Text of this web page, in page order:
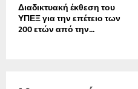
Διαδικτυακή έκθεση του
ΥΠΕΞ για την επέτειο των
200 ετών από την...